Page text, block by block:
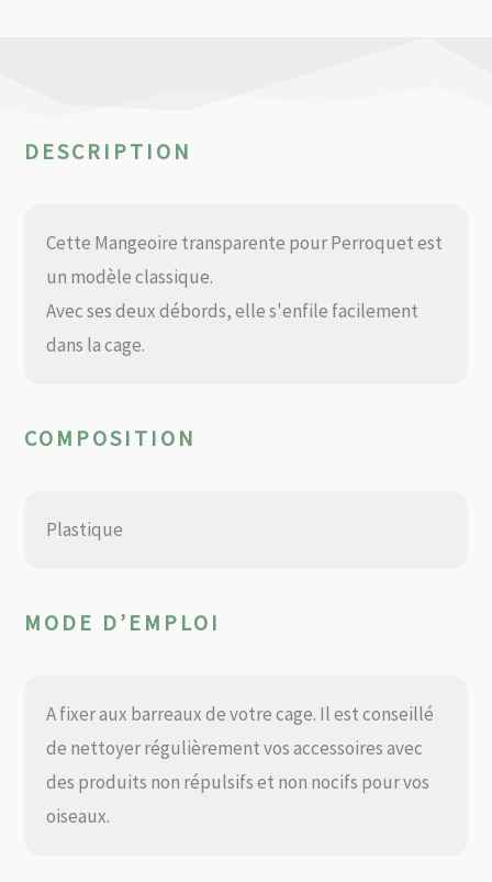
DESCRIPTION
Cette Mangeoire transparente pour Perroquet est
un modèle classique.
Avec ses deux débords, elle s'enfile facilement
dans la cage.
COMPOSITION
Plastique
MODE D’EMPLOI
A fixer aux barreaux de votre cage. Il est conseillé
de nettoyer régulièrement vos accessoires avec
des produits non répulsifs et non nocifs pour vos
oiseaux.